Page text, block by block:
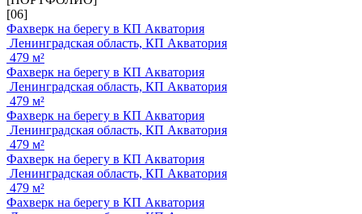
[06]
Фахверк на берегу в КП Акватория
Ленинградская область, КП Акватория
479 м²
Фахверк на берегу в КП Акватория
Ленинградская область, КП Акватория
479 м²
Фахверк на берегу в КП Акватория
Ленинградская область, КП Акватория
479 м²
Фахверк на берегу в КП Акватория
Ленинградская область, КП Акватория
479 м²
Фахверк на берегу в КП Акватория